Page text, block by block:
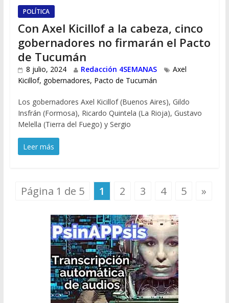
POLÍTICA
Con Axel Kicillof a la cabeza, cinco
gobernadores no firmarán el Pacto
de Tucumán
8 julio, 2024 Redacción 4SEMANAS
Axel
Kicillof, gobernadores, Pacto de Tucumán
Los gobernadores Axel Kicillof (Buenos Aires), Gildo
Insfrán (Formosa), Ricardo Quintela (La Rioja), Gustavo
Melella (Tierra del Fuego) y Sergio
Leer más
Página 1 de 5 1 2 3 4 5 »